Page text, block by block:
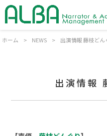
ホーム > NEWS > 出演情報 藤枝どん
出演情報